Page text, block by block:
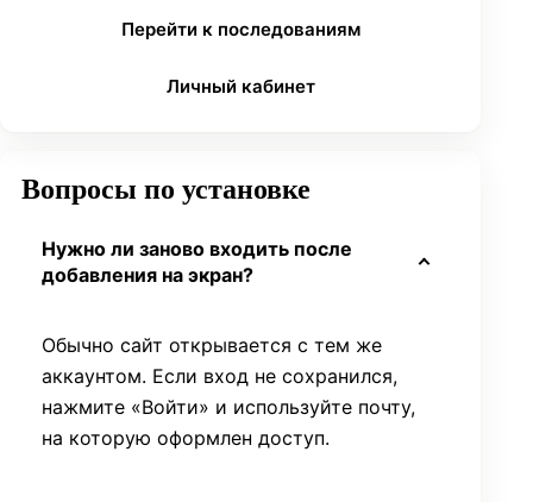
Перейти к последованиям
Личный кабинет
Вопросы по установке
Нужно ли заново входить после
добавления на экран?
Обычно сайт открывается с тем же
аккаунтом. Если вход не сохранился,
нажмите «Войти» и используйте почту,
на которую оформлен доступ.